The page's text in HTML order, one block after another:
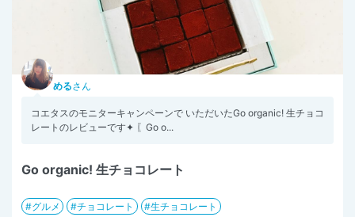
めるさん
コエタスのモニターキャンペーンで いただいたGo organic! 生チョコ
レートのレビューです✦ 〖Go o...
Go organic! 生チョコレート
グルメ チョコレート
生チョコレート